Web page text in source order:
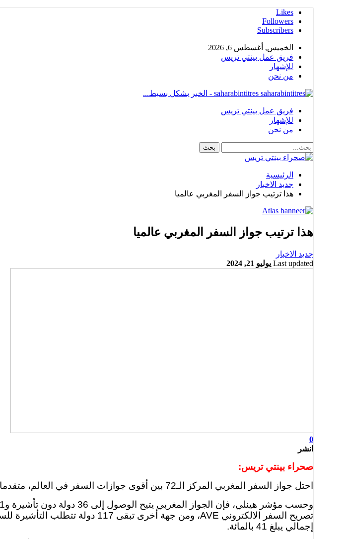
Likes
Followers
Subscribers
الخميس, أغسطس 6, 2026
فريق عمل بينتي تريس
للإشهار
من نحن
saharabintitres - الخبر بشكل بسيط...
فريق عمل بينتي تريس
للإشهار
من نحن
الرئيسية
جديد الاخبار
هذا ترتيب جواز السفر المغربي عالميا
هذا ترتيب جواز السفر المغربي عالميا
جديد الاخبار
Last updated يوليو 21, 2024
0
انشر
صحراء بينتي تريس:
احتل جواز السفر المغربي المركز الـ72 بين أقوى جوازات السفر في العالم، متقدما برتبتين، مما سيسمح للمغاربة السفر بحرية إلى 73 دولة حول العالم.
إجمالي يبلغ 41 بالمائة.